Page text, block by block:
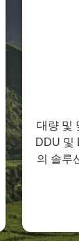
대량 및
DDU 및
의 솔루